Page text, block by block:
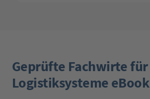
Geprüfte Fachwirte für
Logistiksysteme eBook